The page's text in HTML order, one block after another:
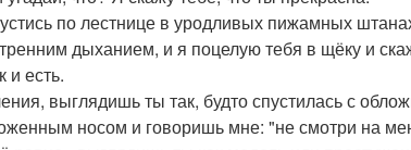
по лестнице в уродливых пижамных
дыханием, и я поцелую тебя в щёку и
и есть.
выглядишь ты так, будто спустилась с
носом и говоришь мне: "не смотри на